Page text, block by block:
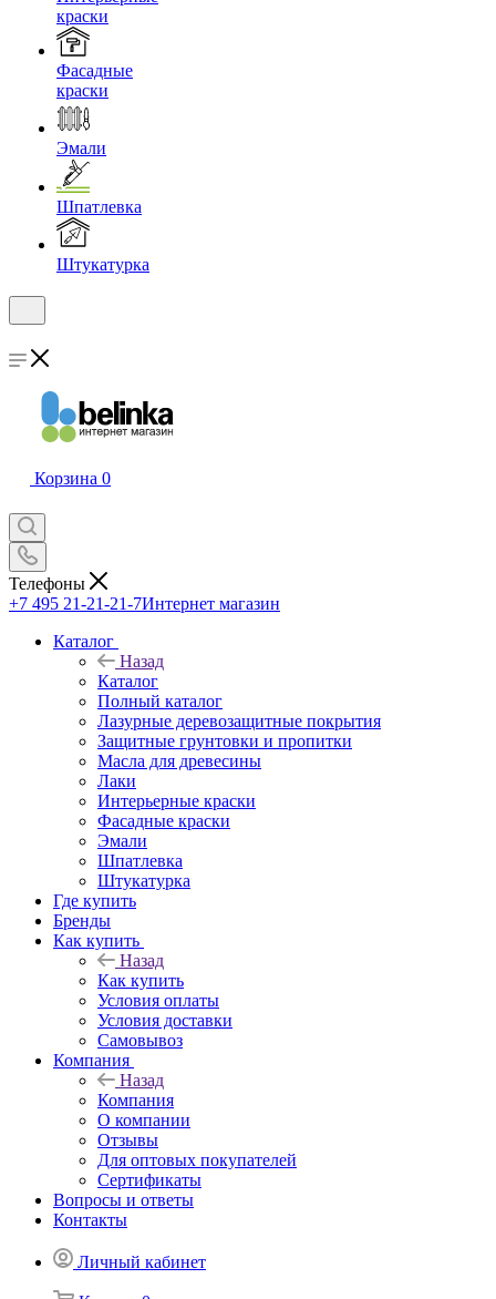
краски
Фасадные
краски
Эмали
Шпатлевка
Штукатурка
Корзина 0
Телефоны
+7 495 21-21-21-7Интернет магазин
Каталог
Назад
Каталог
Полный каталог
Лазурные деревозащитные покрытия
Защитные грунтовки и пропитки
Масла для древесины
Лаки
Интерьерные краски
Фасадные краски
Эмали
Шпатлевка
Штукатурка
Где купить
Бренды
Как купить
Назад
Как купить
Условия оплаты
Условия доставки
Самовывоз
Компания
Назад
Компания
О компании
Отзывы
Для оптовых покупателей
Сертификаты
Вопросы и ответы
Контакты
Личный кабинет